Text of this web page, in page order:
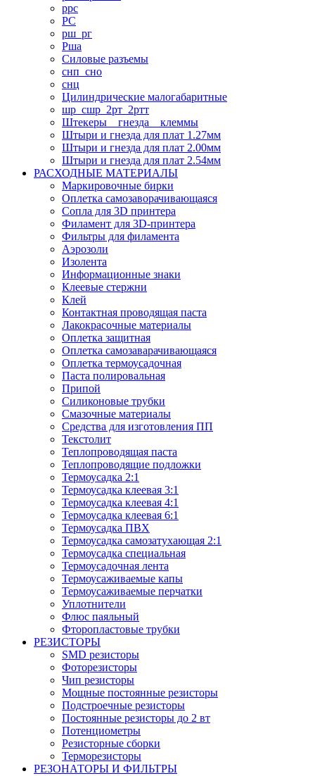
ррс
РС
рш_рг
Рша
Силовые разъемы
снп_сно
снц
Цилиндрические малогабаритные
шр_сшр_2рт_2ртт
Штекеры _ гнезда _ клеммы
Штыри и гнезда для плат 1.27мм
Штыри и гнезда для плат 2.00мм
Штыри и гнезда для плат 2.54мм
РАСХОДНЫЕ МАТЕРИАЛЫ
Маркировочные бирки
Оплетка самозаворачивающаяся
Сопла для 3D принтера
Филамент для 3D-принтера
Фильтры для филамента
Аэрозоли
Изолента
Информационные знаки
Клеевые стержни
Клей
Контактная проводящая паста
Лакокрасочные материалы
Оплетка защитная
Оплетка самозаварачивающаяся
Оплетка термоусадочная
Паста полировальная
Припой
Силиконовые трубки
Смазочные материалы
Средства для изготовления ПП
Текстолит
Теплопроводящая паста
Теплопроводящие подложки
Термоусадка 2:1
Термоусадка клеевая 3:1
Термоусадка клеевая 4:1
Термоусадка клеевая 6:1
Термоусадка ПВХ
Термоусадка самозатухающая 2:1
Термоусадка специальная
Термоусадочная лента
Термоусаживаемые капы
Термоусаживаемые перчатки
Уплотнители
Флюс паяльный
Фторопластовые трубки
РЕЗИСТОРЫ
SMD резисторы
Фоторезисторы
Чип резисторы
Мощные постоянные резисторы
Подстроечные резисторы
Постоянные резисторы до 2 вт
Потенциометры
Резисторные сборки
Терморезисторы
РЕЗОНАТОРЫ И ФИЛЬТРЫ